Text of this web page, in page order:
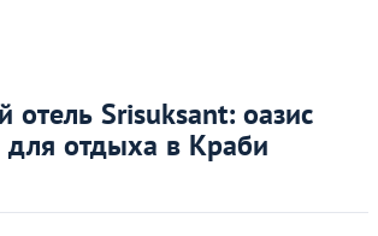
отель Srisuksant: оазис
отдыха в Краби